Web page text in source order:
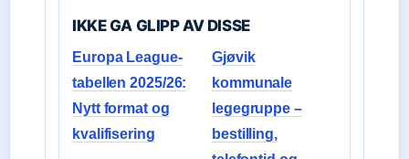
IKKE GA GLIPP AV DISSE
Europa League-
tabellen 2025/26:
Nytt format og
kvalifisering
Gjøvik
kommunale
legegruppe –
bestilling,